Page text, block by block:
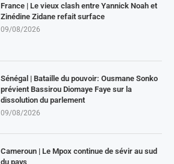
France | Le vieux clash entre Yannick Noah et
Zinédine Zidane refait surface
09/08/2026
Sénégal | Bataille du pouvoir: Ousmane Sonko
prévient Bassirou Diomaye Faye sur la
dissolution du parlement
09/08/2026
Cameroun | Le Mpox continue de sévir au sud
du pays